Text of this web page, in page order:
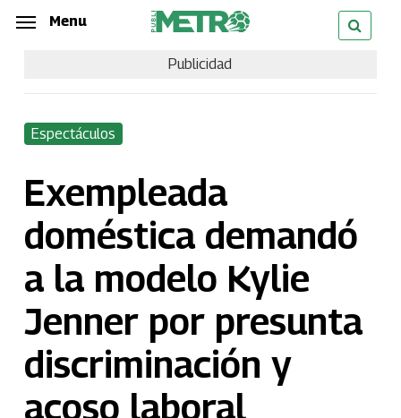
Skip
content
Menu
Publicidad
Espectáculos
Exempleada
doméstica demandó
a la modelo Kylie
Jenner por presunta
discriminación y
acoso laboral
Menu